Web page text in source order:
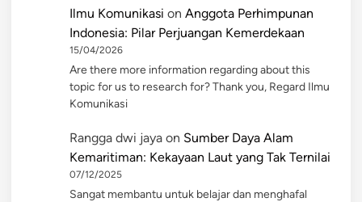
Ilmu Komunikasi on Anggota Perhimpunan
Indonesia: Pilar Perjuangan Kemerdekaan
15/04/2026
Are there more information regarding about this
topic for us to research for? Thank you, Regard Ilmu
Komunikasi
Rangga dwi jaya on Sumber Daya Alam
Kemaritiman: Kekayaan Laut yang Tak Ternilai
07/12/2025
Sangat membantu untuk belajar dan menghafal